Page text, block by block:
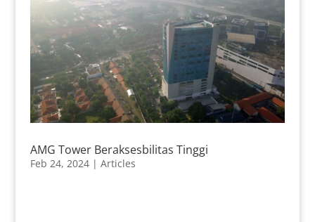
AMG Tower Beraksesbilitas Tinggi
Feb 24, 2024| Articles